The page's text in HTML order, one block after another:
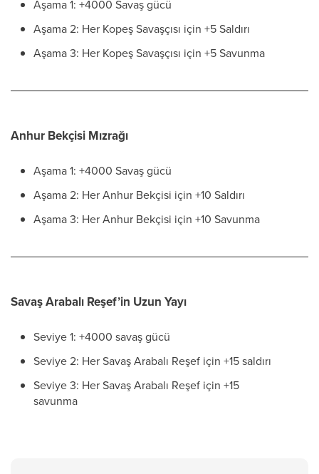
Aşama 1: +4000 Savaş gücü
Aşama 2: Her Kopeş Savaşçısı için +5 Saldırı
Aşama 3: Her Kopeş Savaşçısı için +5 Savunma
Anhur Bekçisi Mızrağı
Aşama 1: +4000 Savaş gücü
Aşama 2: Her Anhur Bekçisi için +10 Saldırı
Aşama 3: Her Anhur Bekçisi için +10 Savunma
Savaş Arabalı Reşef’in Uzun Yayı
Seviye 1: +4000 savaş gücü
Seviye 2: Her Savaş Arabalı Reşef için +15 saldırı
Seviye 3: Her Savaş Arabalı Reşef için +15
savunma